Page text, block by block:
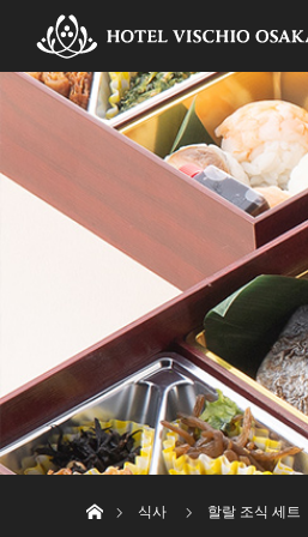
식사
할랄 조식 세트